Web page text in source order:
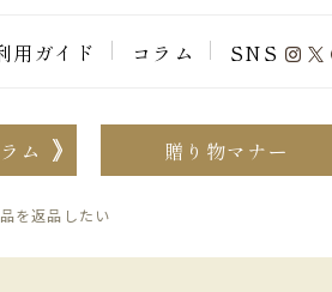
用ガイド コラム SNS
ム 贈り物マナー
を返品したい